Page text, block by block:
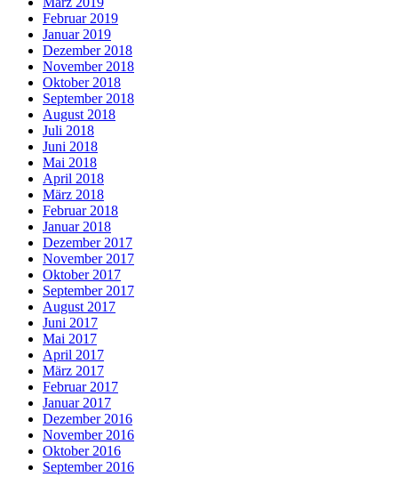
Februar 2019
Januar 2019
Dezember 2018
November 2018
Oktober 2018
September 2018
August 2018
Juli 2018
Juni 2018
Mai 2018
April 2018
März 2018
Februar 2018
Januar 2018
Dezember 2017
November 2017
Oktober 2017
September 2017
August 2017
Juni 2017
Mai 2017
April 2017
März 2017
Februar 2017
Januar 2017
Dezember 2016
November 2016
Oktober 2016
September 2016